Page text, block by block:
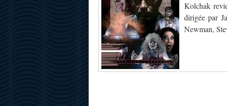
Kolchak
dirigée par
Newman,